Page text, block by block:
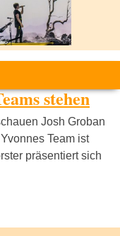
stehen
Josh Groban
Team ist
präsentiert sich